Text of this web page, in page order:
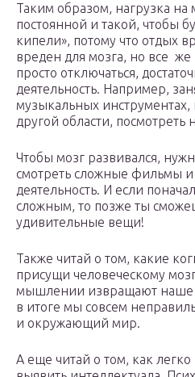
Таким образом, нагрузка на
постоянной и такой, чтобы
кипели», потому что отдых
вреден для мозга, но все
просто отключаться,
деятельность. Например,
музыкальных инструментах,
другой области,
Чтобы мозг развивался,
смотреть сложные фильмы
деятельность. И если
сложным, то позже ты
удивительные вещи!
Также читай о том, какие
присущи человеческому
мышлении извращают наше
в итоге мы совсем
и окружающий мир.
А еще читай о том, как легко